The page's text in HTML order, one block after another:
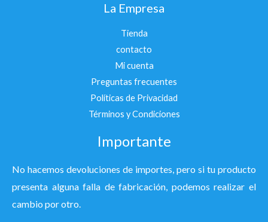
La Empresa
Tienda
contacto
Mi cuenta
Preguntas frecuentes
Políticas de Privacidad
Términos y Condiciones
Importante
No hacemos devoluciones de importes, pero si tu producto
presenta alguna falla de fabricación, podemos realizar el
cambio por otro.